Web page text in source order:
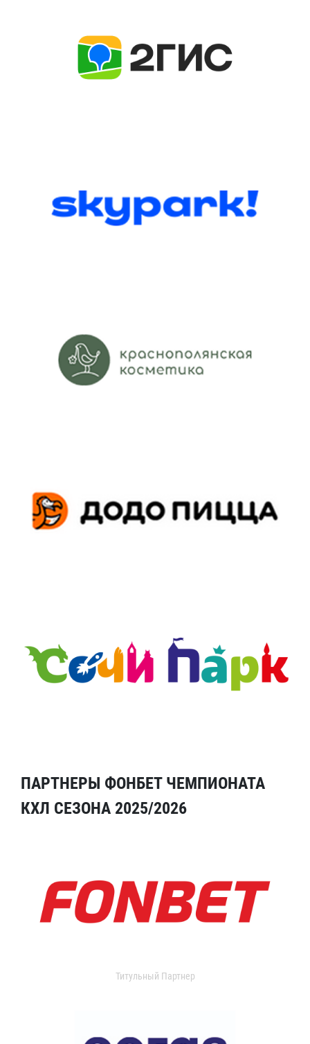
ПАРТНЕРЫ ФОНБЕТ ЧЕМПИОНАТА
КХЛ СЕЗОНА 2025/2026
Титульный Партнер